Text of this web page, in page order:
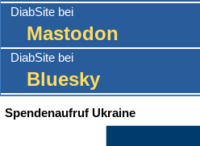
DiabSite bei
Mastodon
DiabSite bei
Bluesky
Spendenaufruf Ukraine